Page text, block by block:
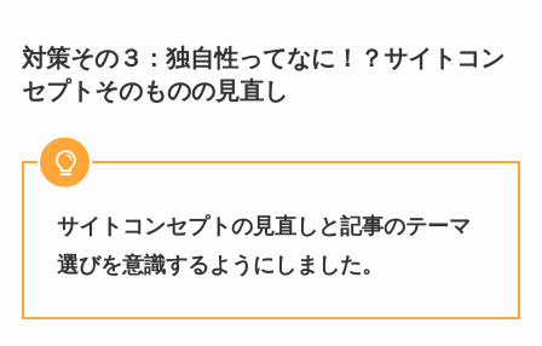
対策その３ : 独自性ってなに！？サイトコン
セプトそのものの見直し
サイトコンセプトの見直しと記事のテーマ
選びを意識するようにしました。